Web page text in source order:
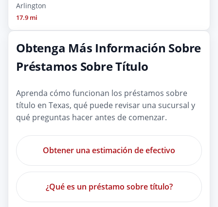
Arlington
17.9 mi
Obtenga Más Información Sobre
Préstamos Sobre Título
Aprenda cómo funcionan los préstamos sobre
título en Texas, qué puede revisar una sucursal y
qué preguntas hacer antes de comenzar.
Obtener una estimación de efectivo
¿Qué es un préstamo sobre título?